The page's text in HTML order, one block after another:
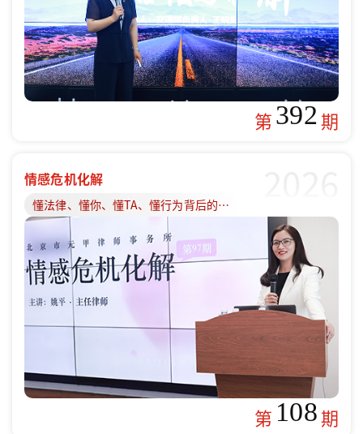
第392期
情感危机化解
懂法律、懂你、懂TA、懂行为背后的原因
第 108期